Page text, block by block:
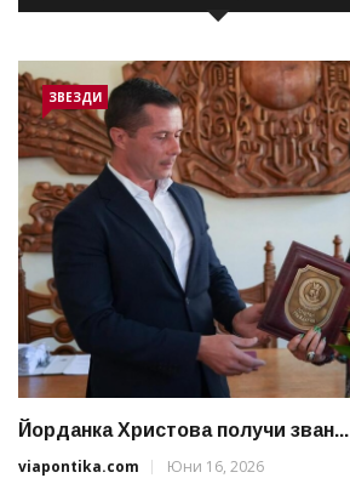
ЗВЕЗДИ
Йорданка Христова получи зван...
viapontika.com
Юни 16, 2026